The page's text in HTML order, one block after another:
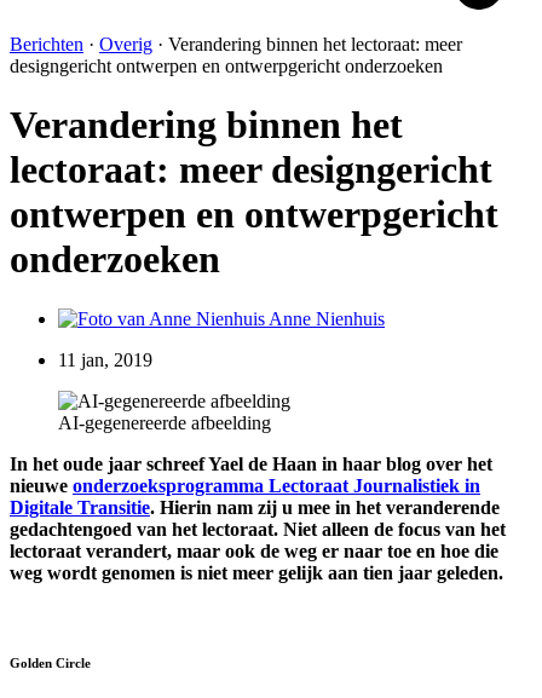
Berichten · Overig · Verandering binnen het lectoraat: meer
designgericht ontwerpen en ontwerpgericht onderzoeken
Verandering binnen het
lectoraat: meer designgericht
ontwerpen en ontwerpgericht
onderzoeken
Anne Nienhuis
11 jan, 2019
AI-gegenereerde afbeelding
In het oude jaar schreef Yael de Haan in haar blog over het
nieuwe onderzoeksprogramma Lectoraat Journalistiek in
Digitale Transitie. Hierin nam zij u mee in het veranderende
gedachtengoed van het lectoraat. Niet alleen de focus van het
lectoraat verandert, maar ook de weg er naar toe en hoe die
weg wordt genomen is niet meer gelijk aan tien jaar geleden.
Golden Circle